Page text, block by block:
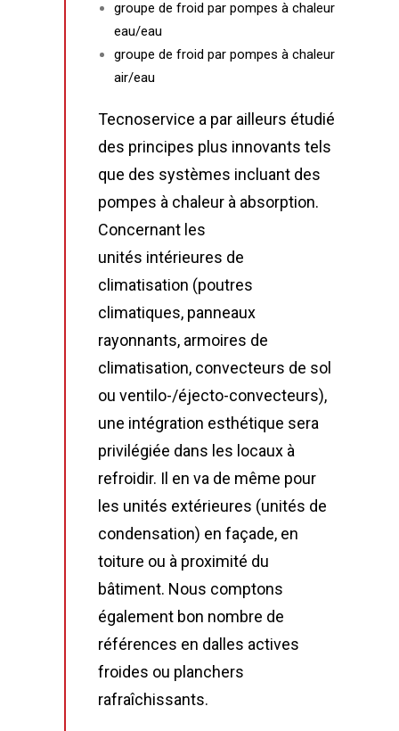
groupe de froid par pompes à chaleur
eau/eau
groupe de froid par pompes à chaleur
air/eau
Tecnoservice a par ailleurs étudié
des principes plus innovants tels
que des systèmes incluant des
pompes à chaleur à absorption.
Concernant les
unités intérieures de
climatisation (poutres
climatiques, panneaux
rayonnants, armoires de
climatisation, convecteurs de sol
ou ventilo-/éjecto-convecteurs),
une intégration esthétique sera
privilégiée dans les locaux à
refroidir. Il en va de même pour
les unités extérieures (unités de
condensation) en façade, en
toiture ou à proximité du
bâtiment. Nous comptons
également bon nombre de
références en dalles actives
froides ou planchers
rafraîchissants.